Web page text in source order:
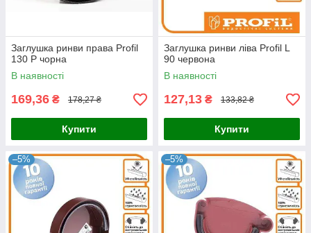
Заглушка ринви права Profil
130 Р чорна
В наявності
169,36 ₴ 178,27 ₴
Купити
Заглушка ринви ліва Profil L
90 червона
В наявності
127,13 ₴ 133,82 ₴
Купити
–5% –5%